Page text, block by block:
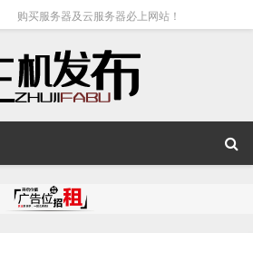
购买服务器及云服务器必上网站！